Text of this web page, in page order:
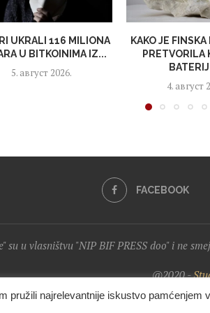
UKRALI 116 MILIONA
U BITKOINIMA IZ...
5. август 2026.
KAKO JE
PRETVORILA
4. август
FACEBOOK
su u vlasništvu "NIP BIF PRESS doo" i ne
@2020 -
pružili najrelevantnije iskustvo pamćenjem